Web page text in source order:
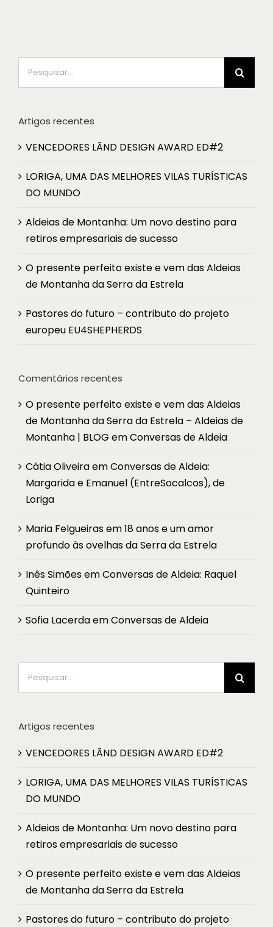
Artigos recentes
VENCEDORES LÃND DESIGN AWARD ED#2
LORIGA, UMA DAS MELHORES VILAS TURÍSTICAS
DO MUNDO
Aldeias de Montanha: Um novo destino para
retiros empresariais de sucesso
O presente perfeito existe e vem das Aldeias
de Montanha da Serra da Estrela
Pastores do futuro – contributo do projeto
europeu EU4SHEPHERDS
Comentários recentes
O presente perfeito existe e vem das Aldeias
de Montanha da Serra da Estrela – Aldeias de
Montanha | BLOG emConversas de Aldeia
Cátia OliveiraemConversas de Aldeia:
Margarida e Emanuel (EntreSocalcos), de
Loriga
Maria Felgueirasem18 anos e um amor
profundo às ovelhas da Serra da Estrela
Inês SimõesemConversas de Aldeia: Raquel
Quinteiro
Sofia LacerdaemConversas de Aldeia
Artigos recentes
VENCEDORES LÃND DESIGN AWARD ED#2
LORIGA, UMA DAS MELHORES VILAS TURÍSTICAS
DO MUNDO
Aldeias de Montanha: Um novo destino para
retiros empresariais de sucesso
O presente perfeito existe e vem das Aldeias
de Montanha da Serra da Estrela
Pastores do futuro – contributo do projeto